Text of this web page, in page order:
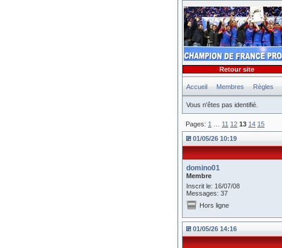
Accueil Membres Règles
Vous n'êtes pas identifié.
Retour site
Pages: 1 11 12 13 14 15
01/05/26 10:19
domino01
Membre
Inscrit le: 16/07/08
Messages: 37
Hors ligne
01/05/26 14:16